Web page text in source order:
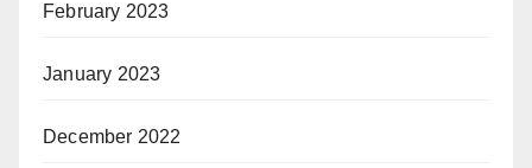
February 2023
January 2023
December 2022